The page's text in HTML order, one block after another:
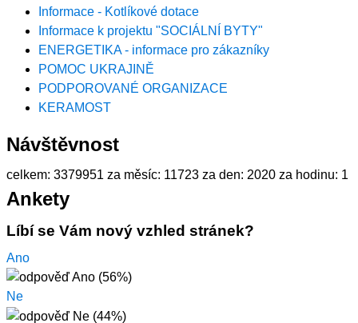
Informace - Kotlíkové dotace
Informace k projektu "SOCIÁLNÍ BYTY"
ENERGETIKA - informace pro zákazníky
POMOC UKRAJINĚ
PODPOROVANÉ ORGANIZACE
KERAMOST
Návštěvnost
celkem: 3379951 za měsíc: 11723 za den: 2020 za hodinu: 1
Ankety
Líbí se Vám nový vzhled stránek?
Ano
Ne